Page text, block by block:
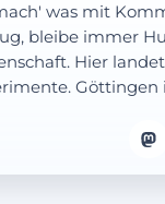
was mit
bleibe immer
Hier
Göttingen